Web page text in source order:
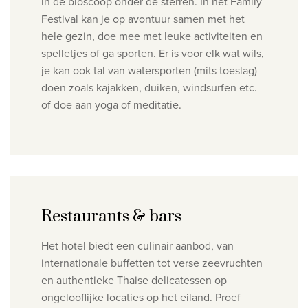
Festival kan je op avontuur samen met het
hele gezin, doe mee met leuke activiteiten en
spelletjes of ga sporten. Er is voor elk wat wils,
je kan ook tal van watersporten (mits toeslag)
doen zoals kajakken, duiken, windsurfen etc.
of doe aan yoga of meditatie.
Restaurants & bars
Het hotel biedt een culinair aanbod, van
internationale buffetten tot verse zeevruchten
en authentieke Thaise delicatessen op
ongelooflijke locaties op het eiland. Proef